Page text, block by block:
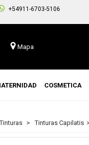
+54911-6703-5106
Mapa
COSMETICA
Tinturas Tinturas Capilatis